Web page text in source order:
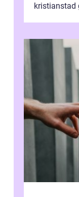
kristianstad